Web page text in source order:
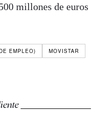
millones de euros
EMPLEO)
MOVISTAR